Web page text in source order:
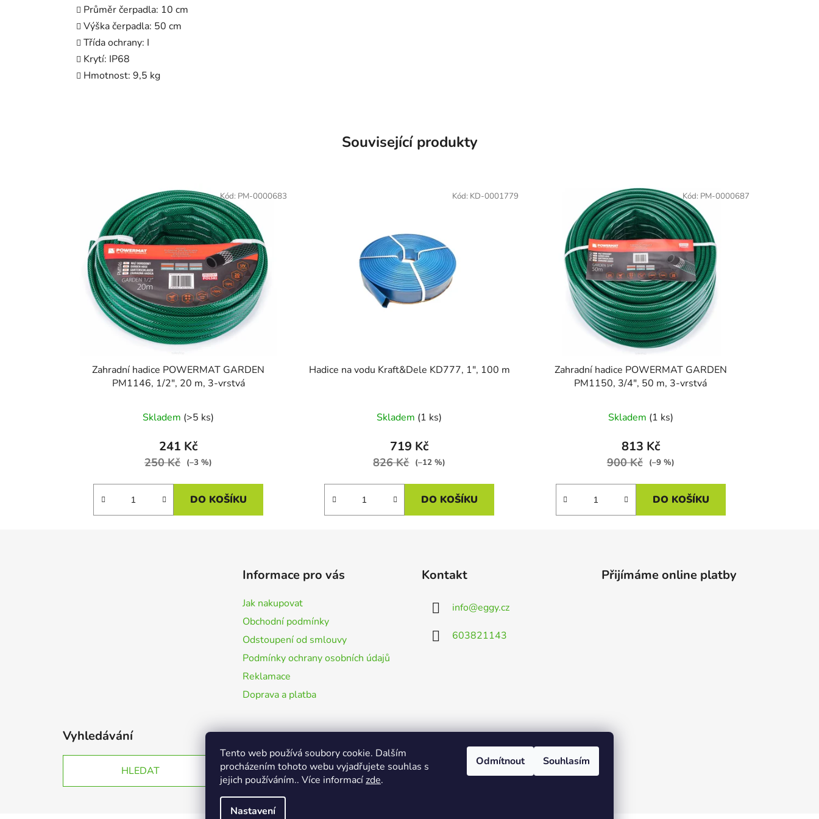
Tento web používá soubory cookie. Dalším
procházením tohoto webu vyjadřujete souhlas s
jejich používáním.. Více informacízde.
Nastavení
Odmítnout Souhlasím
Průměr čerpadla: 10 cm
Výška čerpadla: 50 cm
Třída ochrany: I
Krytí: IP68
Hmotnost: 9,5 kg
Související produkty
Zahradní hadice POWERMAT GARDEN
PM1146, 1/2", 20 m, 3-vrstvá
Skladem (>5 ks)
241 Kč
250 Kč (–3 %)
DO KOŠÍKU
Kód: PM-0000683
Hadice na vodu Kraft&Dele KD777, 1", 100 m
Skladem (1 ks)
719 Kč
826 Kč (–12 %)
DO KOŠÍKU
Kód: KD-0001779
Zahradní hadice POWERMAT GARDEN
PM1150, 3/4", 50 m, 3-vrstvá
Skladem (1 ks)
813 Kč
900 Kč (–9 %)
DO KOŠÍKU
Kód: PM-0000687
Informace pro vás
Jak nakupovat
Obchodní podmínky
Odstoupení od smlouvy
Podmínky ochrany osobních údajů
Reklamace
Doprava a platba
Kontakt
info@eggy.cz
603821143
Přijímáme online platby
Vyhledávání
HLEDAT